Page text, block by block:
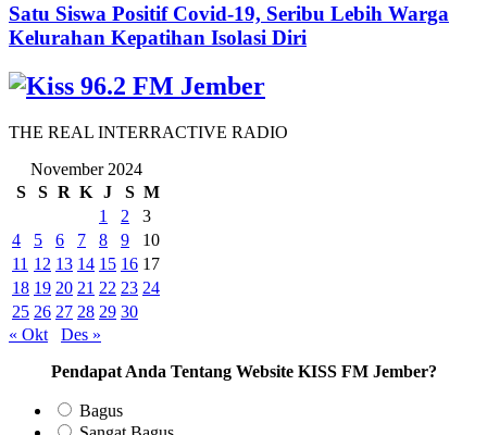
Satu Siswa Positif Covid-19, Seribu Lebih Warga
Kelurahan Kepatihan Isolasi Diri
THE REAL INTERRACTIVE RADIO
November 2024
S
S R K J S M
1
2
3
4
5 6 7 8 9
10
11 12 13 14 15 16 17
18 19 20 21 22 23 24
25 26 27 28 29 30
« Okt
Des »
Pendapat Anda Tentang Website KISS FM Jember?
Bagus